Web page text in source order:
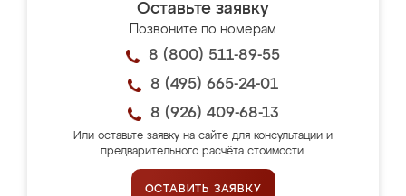
Оставьте заявку
Позвоните по номерам
8 (800) 511-89-55
8 (495) 665-24-01
8 (926) 409-68-13
Или оставьте заявку на сайте для консультации и
предварительного расчёта стоимости.
ОСТАВИТЬ ЗАЯВКУ